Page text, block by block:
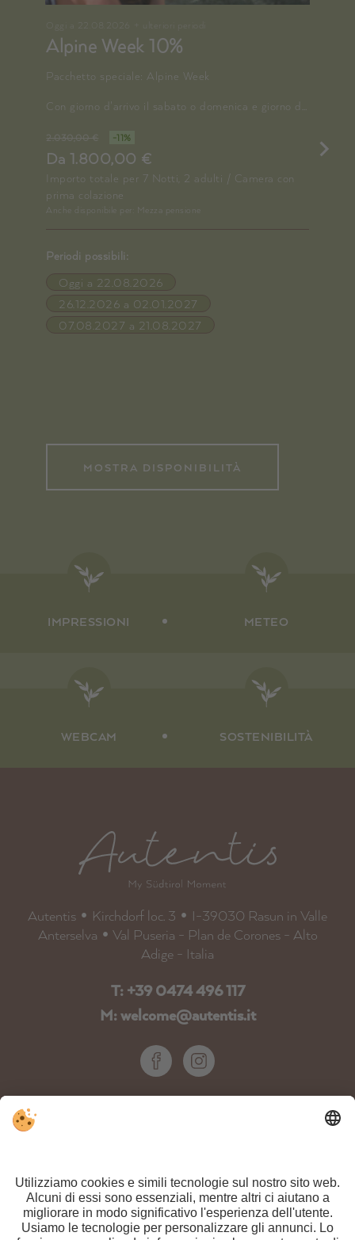
IMPRESSIONI METEO
WEBCAM SOSTENIBILITÀ
Autentis • Kirchdorf loc. 3 • I-39030 Rasun in Valle
Anterselva • Val Puseria - Plan de Corones - Alto
Adige - Italia
T: +39 0474 496 117
M: welcome@autentis.it
ISCRIVITI ORA